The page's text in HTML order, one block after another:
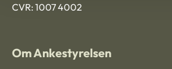
CVR: 1007 4002
Om Ankestyrelsen